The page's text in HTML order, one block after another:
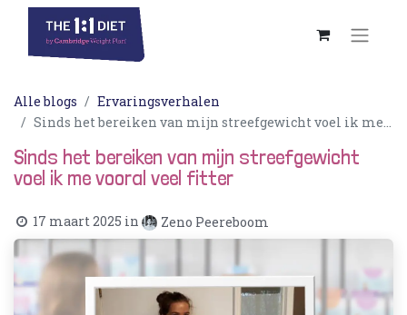
Alle blogs
Ervaringsverhalen
Sinds het bereiken van mijn streefgewicht voel ik me vooral veel fitter
Sinds het bereiken van mijn streefgewicht
voel ik me vooral veel fitter
17 maart 2025 in Zeno Peereboom